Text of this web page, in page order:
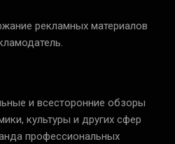
рекламных материалов
и всесторонние обзоры
культуры и других сфер
профессиональных